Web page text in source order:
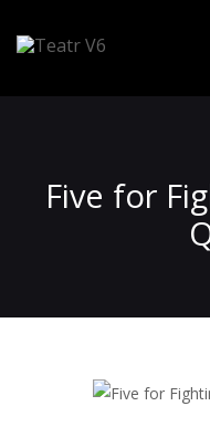
Five for
Spektakle
Realizacja